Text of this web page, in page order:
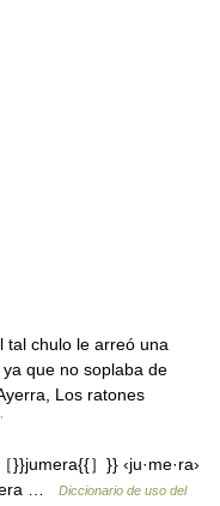
chulo le arreó una
que no soplaba de
Los ratones
］}} ‹ju·me·ra›
…
Diccionario de uso del